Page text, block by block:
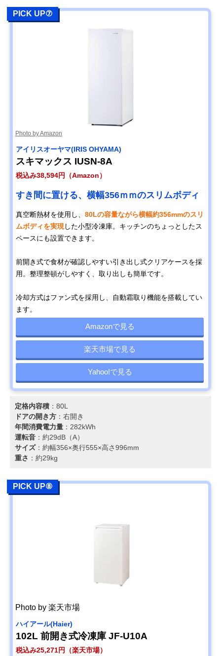
PICK UP⑦
Photo by Amazon
アイリスオーヤマ(IRIS OHYAMA)
スキマックス IUSN-8A
税込み38,594円（Amazon）
すき間に置ける、横幅356ｍｍのスリムボディ
真空断熱材を使用し、 80Lの容量ながら横幅約356mmのスリ
ムボディを実現した小型冷凍庫。キッチンのちょっとしたス
ペースにも設置できます。
前開き式で食材が確認しやすい引き出し式クリアケースを採
用。整理整頓がしやすく、取り出しも簡単です。
冷却方式はファン式を採用し、自動霜取り機能を搭載してい
ます。
Amazonで見る
楽天市場で見る
Yahoo!で見る
定格内容積 ：80L
ドアの開き方 ：右開き
年間消費電力量 ：282kWh
運転音 ：約29dB（A）
サイズ：約幅356×奥行555×高さ996mm
重さ ：約29kg
PICK UP⑧
Photo by 楽天市場
ハイアール(Haier)
102L 前開き式冷凍庫 JF-U10A
税込み25,271円（楽天市場）